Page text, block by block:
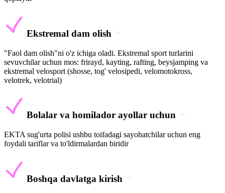
Ekstremal dam olish
"Faol dam olish"ni o'z ichiga oladi. Ekstremal sport turlarini
sevuvchilar uchun mos: frirayd, kayting, rafting, beysjamping va
ekstremal velosport (shosse, tog' velosipedi, velomotokross,
velotrek, velotrial)
Bolalar va homilador ayollar uchun
EKTA sug'urta polisi ushbu toifadagi sayohatchilar uchun eng
foydali tariflar va to'ldirmalardan biridir
Boshqa davlatga kirish